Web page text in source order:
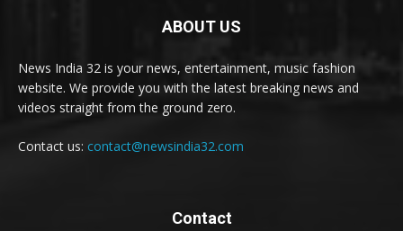
ABOUT US
News India 32 is your news, entertainment, music fashion
website. We provide you with the latest breaking news and
videos straight from the ground zero.
Contact us: contact@newsindia32.com
Contact